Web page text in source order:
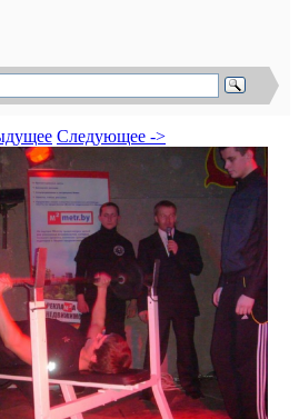
Следующее ->